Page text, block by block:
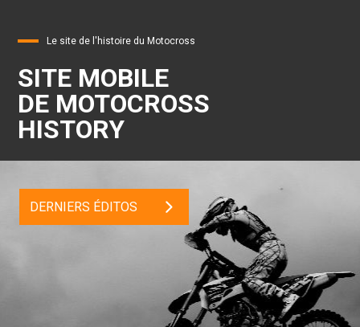
Le site de l'histoire du Motocross
SITE MOBILE
DE MOTOCROSS
HISTORY
DERNIERS ÉDITOS